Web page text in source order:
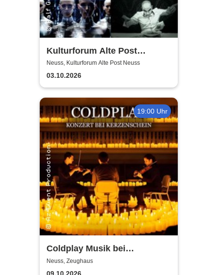
Kulturforum Alte Post
presents: Layers Respond
Neuss, Kulturforum Alte Post Neuss
03.10.2026
19:00 Uhr
Coldplay Musik bei
Kerzenschein
Neuss, Zeughaus